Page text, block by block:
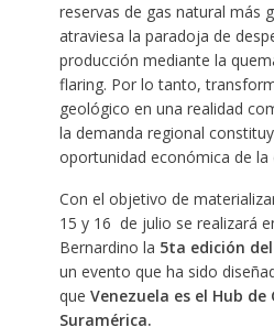
reservas de gas natural más
atraviesa la paradoja de
producción mediante la
flaring. Por lo tanto,
geológico en una realidad
la demanda regional
oportunidad económica de la
Con el objetivo de
15 y 16 de julio se realizará
Bernardino la 5ta edición
un evento que ha sido
que Venezuela es el Hub de
Suramérica.